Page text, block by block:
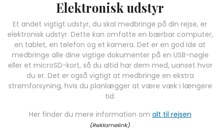
Elektronisk udstyr
Et andet vigtigt udstyr, du skal medbringe på din rejse, er
elektronisk udstyr. Dette kan omfatte en bærbar computer,
en tablet, en telefon og et kamera. Det er en god ide at
medbringe alle dine vigtige dokumenter på en USB-nøgle
eller et microSD-kort, så du altid har dem med, uanset hvor
du er. Det er også vigtigt at medbringe en ekstra
strømforsyning, hvis du planlægger at være væk i længere
tid.
Her finder du mere information om alt til rejsen
.